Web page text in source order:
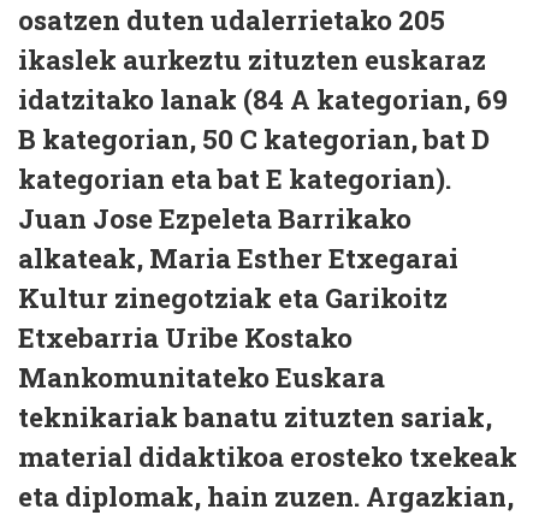
osatzen duten udalerrietako 205
ikaslek aurkeztu zituzten euskaraz
idatzitako lanak (84 A kategorian, 69
B kategorian, 50 C kategorian, bat D
kategorian eta bat E kategorian).
Juan Jose Ezpeleta Barrikako
alkateak, Maria Esther Etxegarai
Kultur zinegotziak eta Garikoitz
Etxebarria Uribe Kostako
Mankomunitateko Euskara
teknikariak banatu zituzten sariak,
material didaktikoa erosteko txekeak
eta diplomak, hain zuzen. Argazkian,